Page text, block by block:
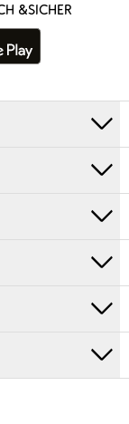
&SICHER